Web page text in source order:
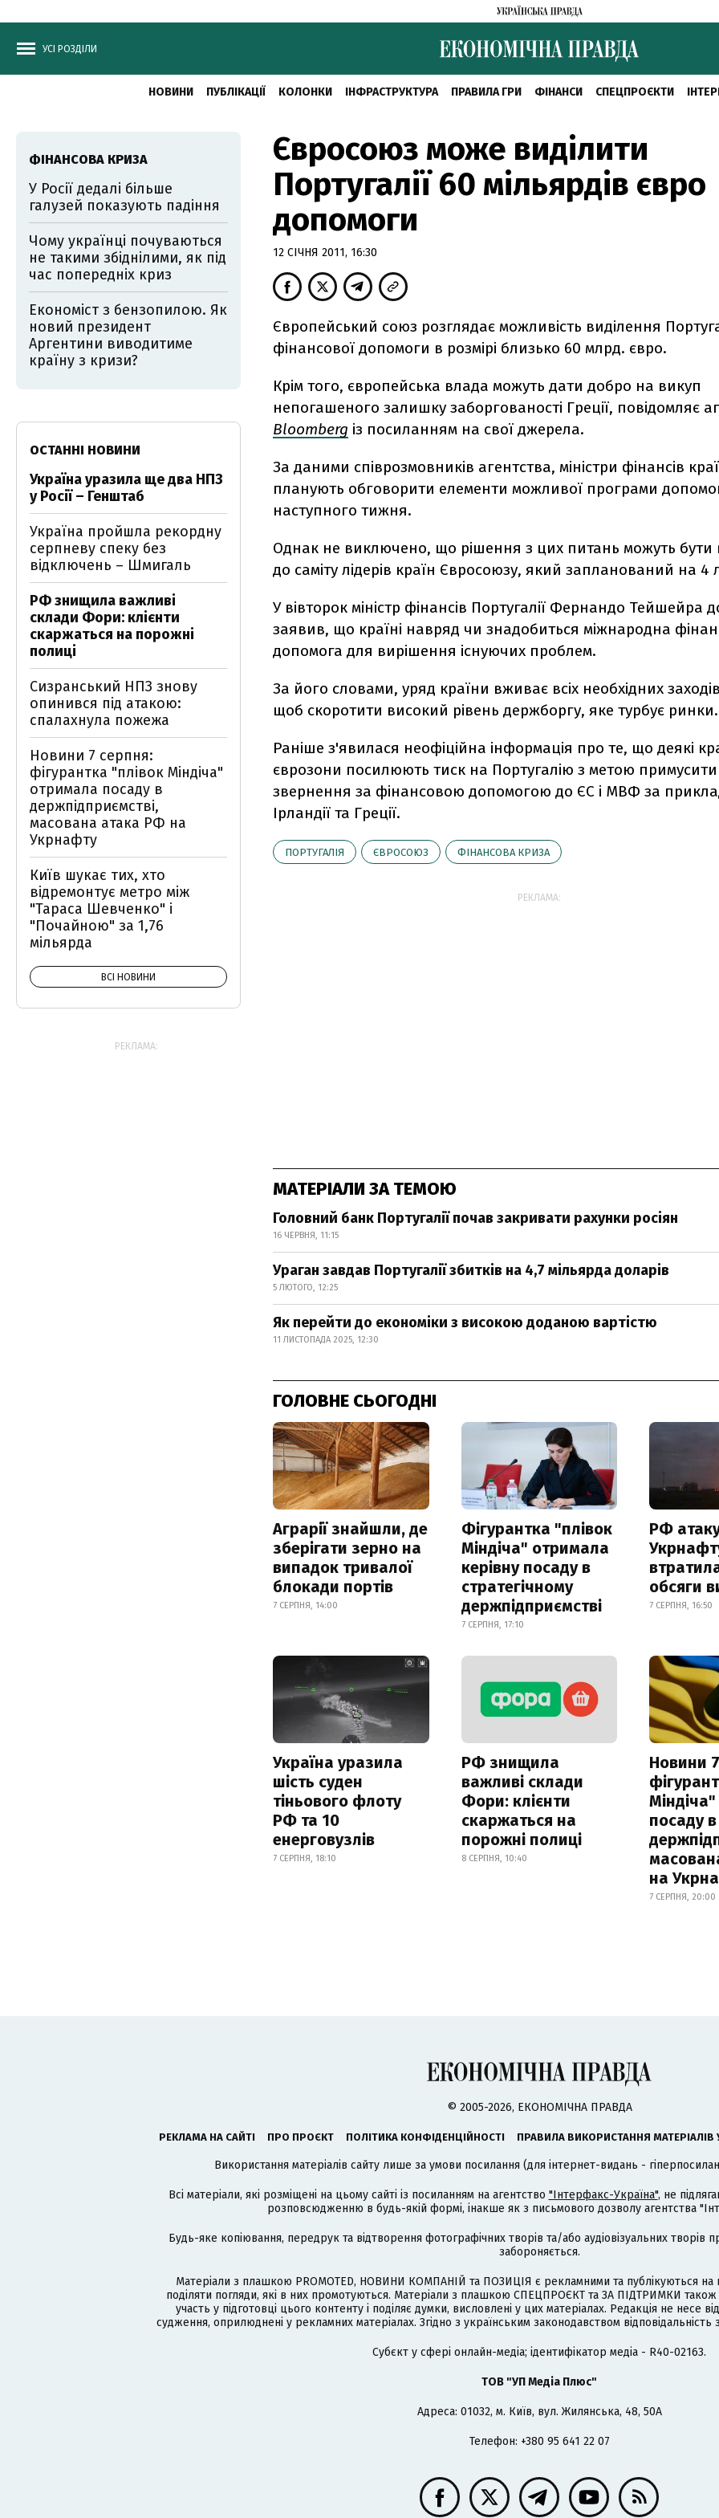
УСІ РОЗДІЛИ
НОВИНИ ПУБЛІКАЦІЇ КОЛОНКИ ІНФРАСТРУКТУРА ПРАВИЛА ГРИ ФІНАНСИ СПЕЦПРОЄКТИ
Євросоюз може виділити
Португалії 60 мільярдів євро
допомоги
12 СІЧНЯ 2011, 16:30
Європейський союз розглядає можливість виділення
фінансової допомоги в розмірі близько 60 млрд. євро.
Крім того, європейська влада можуть дати добро на викуп
непогашеного залишку заборгованості Греції, повідомляє
Bloomberg із посиланням на свої джерела.
За даними співрозмовників агентства, міністри фінансів
планують обговорити елементи можливої програми
наступного тижня.
Однак не виключено, що рішення з цих питань можуть бути
до саміту лідерів країн Євросоюзу, який запланований на 4
У вівторок міністр фінансів Португалії Фернандо Тейшейра
заявив, що країні навряд чи знадобиться міжнародна
допомога для вирішення існуючих проблем.
За його словами, уряд країни вживає всіх необхідних
щоб скоротити високий рівень держборгу, яке турбує ринки.
Раніше з'явилася неофіційна інформація про те, що деякі
єврозони посилюють тиск на Португалію з метою примусити
звернення за фінансовою допомогою до ЄС і МВФ за
Ірландії та Греції.
ПОРТУГАЛІЯ ЄВРОСОЮЗ ФІНАНСОВА КРИЗА
РЕКЛАМА:
МАТЕРІАЛИ ЗА ТЕМОЮ
Головний банк Португалії почав закривати рахунки росіян
16 ЧЕРВНЯ, 11:15
Ураган завдав Португалії збитків на 4,7 мільярда доларів
5 ЛЮТОГО, 12:25
Як перейти до економіки з високою доданою вартістю
11 ЛИСТОПАДА 2025, 12:30
ГОЛОВНЕ СЬОГОДНІ
Аграрії знайшли, де
зберігати зерно на
випадок тривалої
блокади портів
7 СЕРПНЯ, 14:00
Фігурантка "плівок
Міндіча" отримала
керівну посаду в
стратегічному
держпідприємстві
7 СЕРПНЯ, 17:10
РФ
обсяги
7 СЕРПНЯ, 16:50
Україна уразила
шість суден
тіньового флоту
РФ та 10
енерговузлів
7 СЕРПНЯ, 18:10
РФ знищила
важливі склади
Фори: клієнти
скаржаться на
порожні полиці
8 СЕРПНЯ, 10:40
Новини
посаду в
на
7 СЕРПНЯ, 20:00
ФІНАНСОВА КРИЗА
У Росії дедалі більше
галузей показують падіння
Чому українці почуваються
не такими збіднілими, як під
час попередніх криз
Економіст з бензопилою. Як
новий президент
Аргентини виводитиме
країну з кризи?
ОСТАННІ НОВИНИ
Україна уразила ще два НПЗ
у Росії – Генштаб
Україна пройшла рекордну
серпневу спеку без
відключень – Шмигаль
РФ знищила важливі
склади Фори: клієнти
скаржаться на порожні
полиці
Сизранський НПЗ знову
опинився під атакою:
спалахнула пожежа
Новини 7 серпня:
фігурантка "плівок Міндіча"
отримала посаду в
держпідприємстві,
масована атака РФ на
Укрнафту
Київ шукає тих, хто
відремонтує метро між
"Тараса Шевченко" і
"Почайною" за 1,76
мільярда
ВСІ НОВИНИ
РЕКЛАМА:
© 2005-2026, ЕКОНОМІЧНА ПРАВДА
РЕКЛАМА НА САЙТІ ПРО ПРОЄКТ ПОЛІТИКА КОНФІДЕНЦІЙНОСТІ ПРАВИЛА ВИКОРИСТАННЯ МАТЕРІАЛІВ
Використання матеріалів сайту лише за умови посилання (для інтернет-видань -
Всі матеріали, які розміщені на цьому сайті із посиланням на агентство "Інтерфакс-Україна", не
розповсюдженню в будь-якій формі, інакше як з письмового дозволу агентства
Будь-яке копіювання, передрук та відтворення фотографічних творів та/або аудіовізуальних
забороняється.
Матеріали з плашкою PROMOTED, НОВИНИ КОМПАНІЙ та ПОЗИЦІЯ є рекламними та публікуються на
поділяти погляди, які в них промотуються. Матеріали з плашкою СПЕЦПРОЄКТ та ЗА ПІДТРИМКИ
участь у підготовці цього контенту і поділяє думки, висловлені у цих матеріалах. Редакція не несе
судження, оприлюднені у рекламних матеріалах. Згідно з українським законодавством
Cубєкт у сфері онлайн-медіа; ідентифікатор медіа - R40-02163.
ТОВ "УП Медіа Плюс"
Адреса: 01032, м. Київ, вул. Жилянська, 48, 50А
Телефон: +380 95 641 22 07